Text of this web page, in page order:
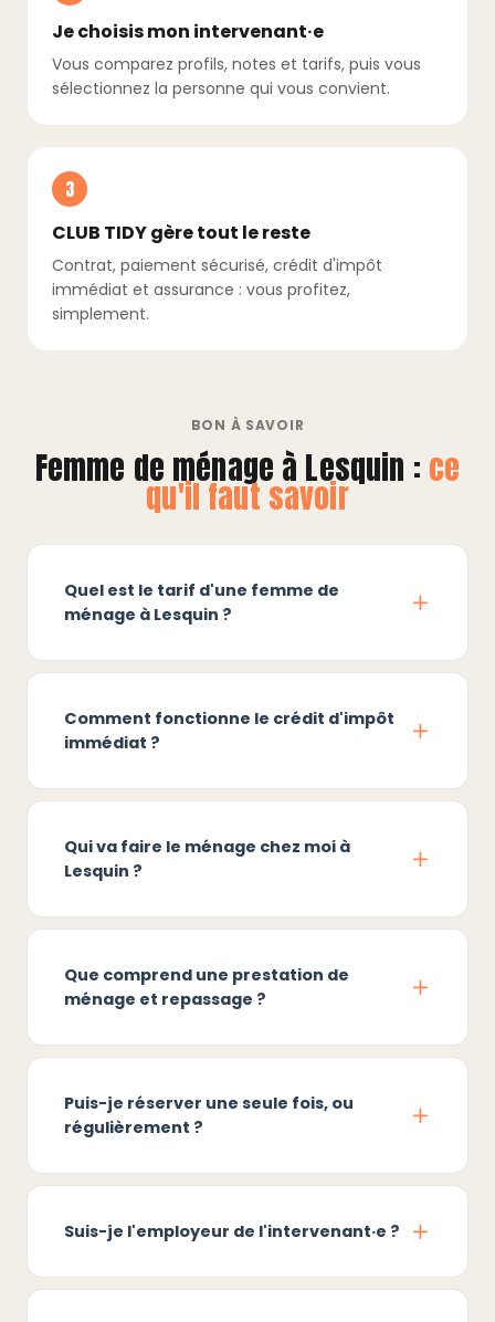
Je choisis mon intervenant·e
Vous comparez profils, notes et tarifs, puis vous
sélectionnez la personne qui vous convient.
3
CLUB TIDY gère tout le reste
Contrat, paiement sécurisé, crédit d'impôt
immédiat et assurance : vous profitez,
simplement.
BON À SAVOIR
Femme de ménage à Lesquin : ce
qu'il faut savoir
Quel est le tarif d'une femme de
ménage à Lesquin ?
Comment fonctionne le crédit d'impôt
immédiat ?
Qui va faire le ménage chez moi à
Lesquin ?
Que comprend une prestation de
ménage et repassage ?
Puis-je réserver une seule fois, ou
régulièrement ?
Suis-je l'employeur de l'intervenant·e ?